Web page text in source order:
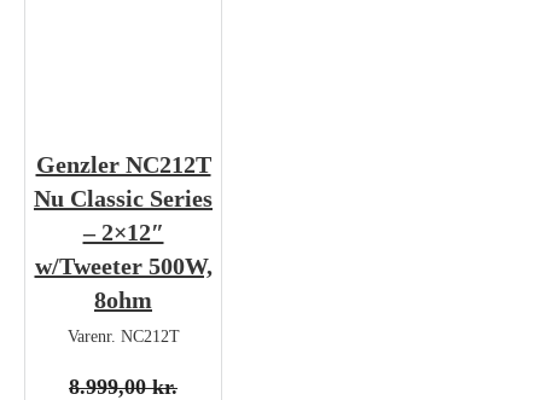
Genzler NC212T
Nu Classic Series
– 2×12″
w/Tweeter 500W,
8ohm
Varenr. NC212T
8.999,00kr.Den oprindelige pris var: 8.999,00 kr..